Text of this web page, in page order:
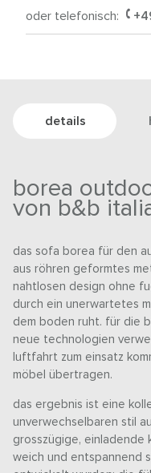
oder telefonisch:
details
borea
von b&b
das sofa borea für den
aus röhren geformtes
nahtlosen design ohne
durch ein unerwartetes
dem boden ruht. für die
neue technologien
luftfahrt zum einsatz
möbel übertragen.
das ergebnis ist eine
unverwechselbaren stil
grosszügige, einladende
weich und entspannend